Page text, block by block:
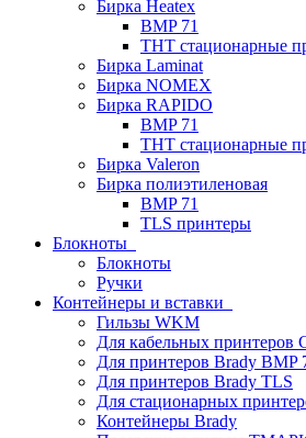
Бирка Heatex
BMP 71
THT стационарные
Бирка Laminat
Бирка NOMEX
Бирка RAPIDO
BMP 71
THT стационарные
Бирка Valeron
Бирка полиэтиленовая
BMP 71
TLS принтеры
Блокноты
Блокноты
Ручки
Контейнеры и вставки
Гильзы WKM
Для кабельных принтеров
Для принтеров Brady BMP
Для принтеров Brady TLS
Для стационарных
Контейнеры Brady